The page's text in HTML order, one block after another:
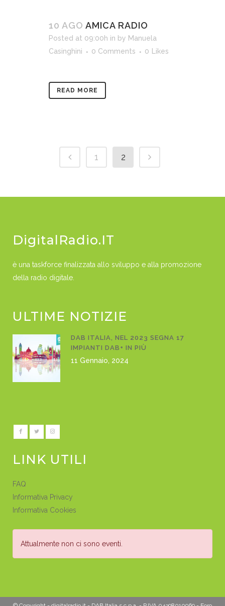
10 AGO AMICA RADIO
Posted at 09:00h in by Manuela
Casinghini
0 Comments 0 Likes
READ MORE
1 2
DigitalRadio.IT
è una taskforce finalizzata allo sviluppo e alla promozione
della radio digitale.
ULTIME NOTIZIE
DAB ITALIA, NEL 2023 SEGNA 17
IMPIANTI DAB+ IN PIÙ
11 Gennaio, 2024
LINK UTILI
FAQ
Informativa Privacy
Informativa Cookies
Attualmente non ci sono eventi.